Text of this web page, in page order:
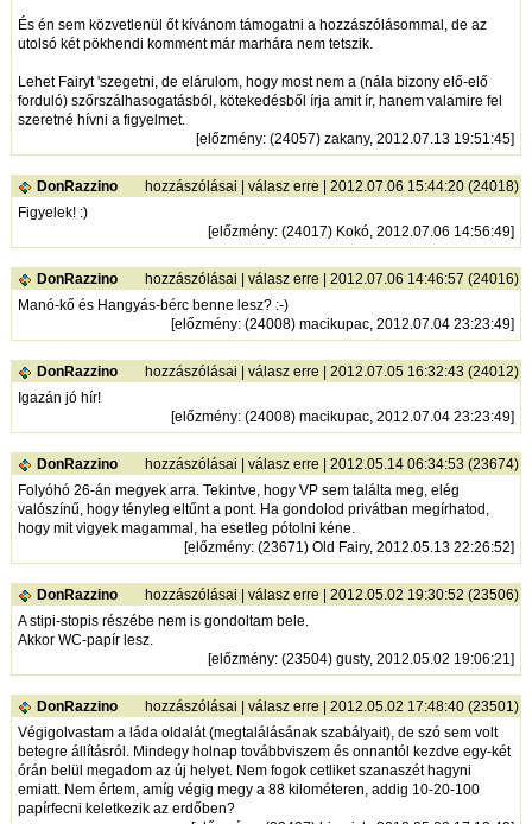
És én sem közvetlenül őt kívánom támogatni a hozzászólásommal, de az
utolsó két pökhendi komment már marhára nem tetszik.
Lehet Fairyt 'szegetni, de elárulom, hogy most nem a (nála bizony elő-elő
forduló) szőrszálhasogatásból, kötekedésből írja amit ír, hanem valamire fel
szeretné hívni a figyelmet.
[előzmény: (24057) zakany, 2012.07.13 19:51:45]
DonRazzino hozzászólásai |válasz erre | 2012.07.06 15:44:20 (24018)
Figyelek! :)
[előzmény: (24017) Kokó, 2012.07.06 14:56:49]
DonRazzino hozzászólásai |válasz erre | 2012.07.06 14:46:57 (24016)
Manó-kő és Hangyás-bérc benne lesz? :-)
[előzmény: (24008) macikupac, 2012.07.04 23:23:49]
DonRazzino hozzászólásai |válasz erre | 2012.07.05 16:32:43 (24012)
Igazán jó hír!
[előzmény: (24008) macikupac, 2012.07.04 23:23:49]
DonRazzino hozzászólásai |válasz erre | 2012.05.14 06:34:53 (23674)
Folyóhó 26-án megyek arra. Tekintve, hogy VP sem találta meg, elég
valószínű, hogy tényleg eltűnt a pont. Ha gondolod privátban megírhatod,
hogy mit vigyek magammal, ha esetleg pótolni kéne.
[előzmény: (23671) Old Fairy, 2012.05.13 22:26:52]
DonRazzino hozzászólásai |válasz erre | 2012.05.02 19:30:52 (23506)
A stipi-stopis részébe nem is gondoltam bele.
Akkor WC-papír lesz.
[előzmény: (23504) gusty, 2012.05.02 19:06:21]
DonRazzino hozzászólásai |válasz erre | 2012.05.02 17:48:40 (23501)
Végigolvastam a láda oldalát (megtalálásának szabályait), de szó sem volt
betegre állításról. Mindegy holnap továbbviszem és onnantól kezdve egy-két
órán belül megadom az új helyet. Nem fogok cetliket szanaszét hagyni
emiatt. Nem értem, amíg végig megy a 88 kilométeren, addig 10-20-100
papírfecni keletkezik az erdőben?